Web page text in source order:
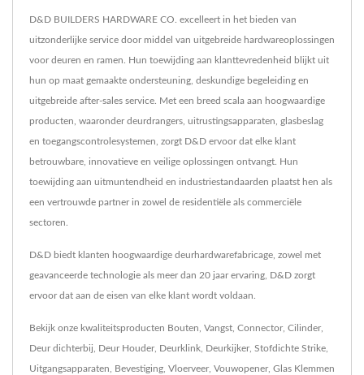
D&D BUILDERS HARDWARE CO. excelleert in het bieden van
uitzonderlijke service door middel van uitgebreide hardwareoplossingen
voor deuren en ramen. Hun toewijding aan klanttevredenheid blijkt uit
hun op maat gemaakte ondersteuning, deskundige begeleiding en
uitgebreide after-sales service. Met een breed scala aan hoogwaardige
producten, waaronder deurdrangers, uitrustingsapparaten, glasbeslag
en toegangscontrolesystemen, zorgt D&D ervoor dat elke klant
betrouwbare, innovatieve en veilige oplossingen ontvangt. Hun
toewijding aan uitmuntendheid en industriestandaarden plaatst hen als
een vertrouwde partner in zowel de residentiële als commerciële
sectoren.
D&D biedt klanten hoogwaardige deurhardwarefabricage, zowel met
geavanceerde technologie als meer dan 20 jaar ervaring, D&D zorgt
ervoor dat aan de eisen van elke klant wordt voldaan.
Bekijk onze kwaliteitsproducten Bouten Vangst Connector, Cilinder,
Deur dichterbij Deur Houder, Deurklink Deurkijker, Stofdichte Strike
Uitgangsapparaten Bevestiging Vloerveer, Vouwopener, Glas Klemmen